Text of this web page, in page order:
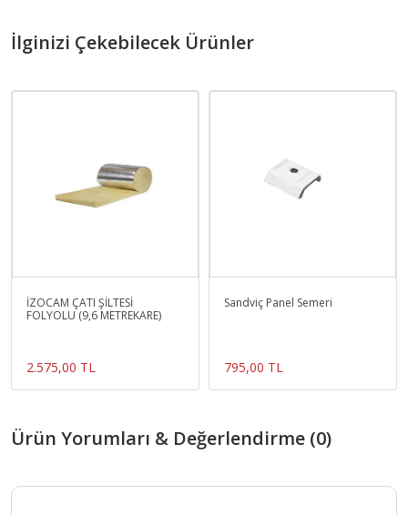
İlginizi Çekebilecek Ürünler
İZOCAM ÇATI ŞİLTESİ
FOLYOLU (9,6 METREKARE)
2.575,00 TL
Sandviç Panel Semeri
795,00 TL
Ürün Yorumları & Değerlendirme (0)